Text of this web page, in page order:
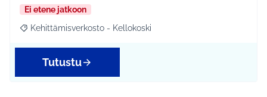
Ei etene jatkoon
Rajaa tulokset aihepiirin mukaan: Kehittämisverkosto -
Kehittämisverkosto - Kellokoski
Tutustu